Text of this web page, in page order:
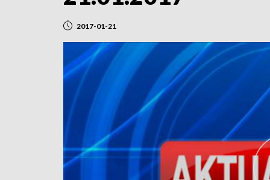
2017-01-21